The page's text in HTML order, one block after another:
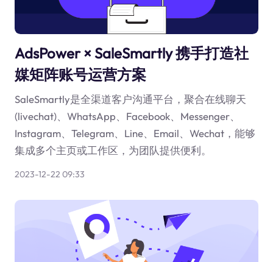
AdsPower × SaleSmartly 携手打造社
媒矩阵账号运营方案
SaleSmartly是全渠道客户沟通平台，聚合在线聊天
(livechat)、WhatsApp、Facebook、Messenger、
Instagram、Telegram、Line、Email、Wechat，能够
集成多个主页或工作区，为团队提供便利。
2023-12-22 09:33